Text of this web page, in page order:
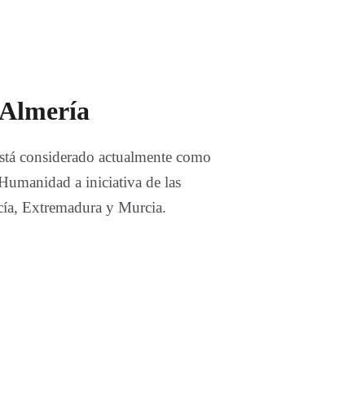
considerado actualmente como
a iniciativa de las
Extremadura y Murcia.